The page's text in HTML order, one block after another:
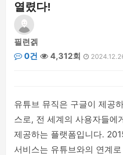
books
drugoe
my-life
no-sql
열렸다!
필련겕
0건
4,312회
유튜브 뮤직은 구글이 제공
스로, 전 세계의 사용자들에
제공하는 플랫폼입니다.
서비스는 유튜브와의 연계